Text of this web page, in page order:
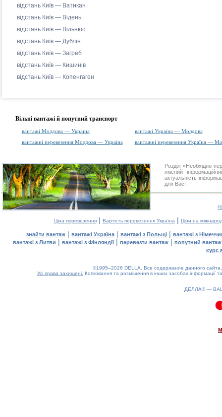
відстань Київ — Ватикан
відстань Київ — Відень
відстань Київ — Вільнюс
відстань Київ — Дублін
відстань Київ — Загреб
відстань Київ — Кишинів
відстань Київ — Копенгаген
Вільні вантажі й попутний транспорт
вантажі Молдова — Україна
вантажі Україна — Молдова
вантажні перевезення Молдова — Україна
вантажні перевезення Україна —
Розділ «Необхідно
якісний
актуальність
для Вас!
Ціна перевезення| Вартість перевезення Україна | Ціни на
знайти вантаж | вантажі Україна | вантажі з Польщі | вантажі з
вантажі з Литви | вантажі з Фінляндії| перевезти вантаж| попутний вантаж
курс
©1995–2026 DELLA. Все содержание данного
Усі права захищені. Копіювання та розміщення в інших засобах інформації
ДЕЛЛА® —